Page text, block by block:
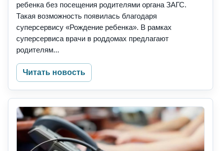
ребенка без посещения родителями органа ЗАГС.
Такая возможность появилась благодаря
суперсервису «Рождение ребенка». В рамках
суперсервиса врачи в роддомах предлагают
родителям...
Читать новость